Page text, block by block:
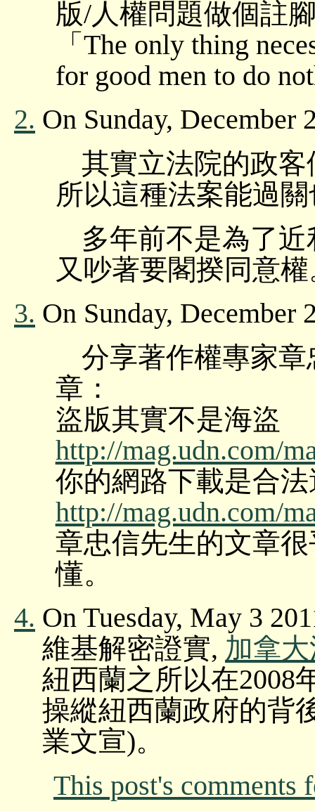
版/人權問題做個註
「The only thing
for good men to do
2. On Sunday, December
其實立法院的政
所以這種法案能過
多年前不是為了
又吵著要閣揆同意
3. On Sunday, December
分享著作權專家
章：
盜版其實不是海盜
http://mag.udn.com/
你的網路下載是合
http://mag.udn.com/
章忠信先生的文章
懂。
4. On Tuesday, May 3
維基解密證實, 加拿
紐西蘭之所以在2008
操縱紐西蘭政府的背
業文宣)。
This post's comments